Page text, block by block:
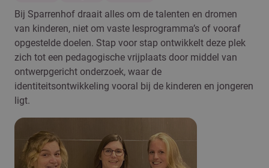
Bij Sparrenhof draait alles om de talenten en dromen
van kinderen, niet om vaste lesprogramma’s of vooraf
opgestelde doelen. Stap voor stap ontwikkelt deze plek
zich tot een pedagogische vrijplaats door middel van
ontwerpgericht onderzoek, waar de
identiteitsontwikkeling vooral bij de kinderen en jongeren
ligt.